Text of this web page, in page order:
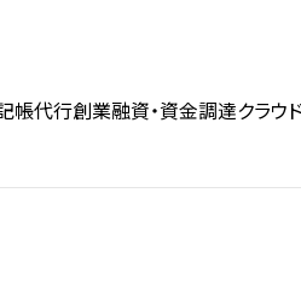
帳代行創業融資・資金調達クラウ